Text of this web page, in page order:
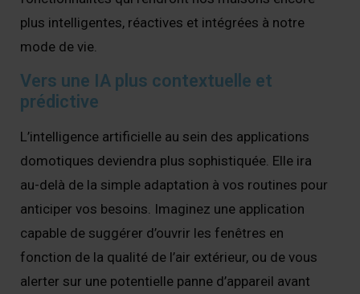
plus intelligentes, réactives et intégrées à notre
mode de vie.
Vers une IA plus contextuelle et
prédictive
L’intelligence artificielle au sein des applications
domotiques deviendra plus sophistiquée. Elle ira
au-delà de la simple adaptation à vos routines pour
anticiper vos besoins. Imaginez une application
capable de suggérer d’ouvrir les fenêtres en
fonction de la qualité de l’air extérieur, ou de vous
alerter sur une potentielle panne d’appareil avant